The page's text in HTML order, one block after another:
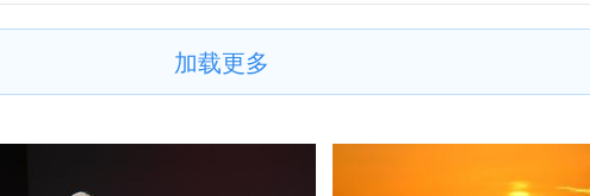
加载更多